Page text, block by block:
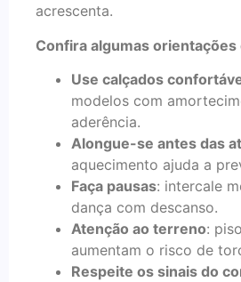
acrescenta.
Confira algumas
Use calçados
modelos com
aderência.
Alongue-se antes das
aquecimento ajuda a
Faça pausas: intercale
dança com descanso.
Atenção ao terreno:
aumentam o risco de
Respeite os sinais do